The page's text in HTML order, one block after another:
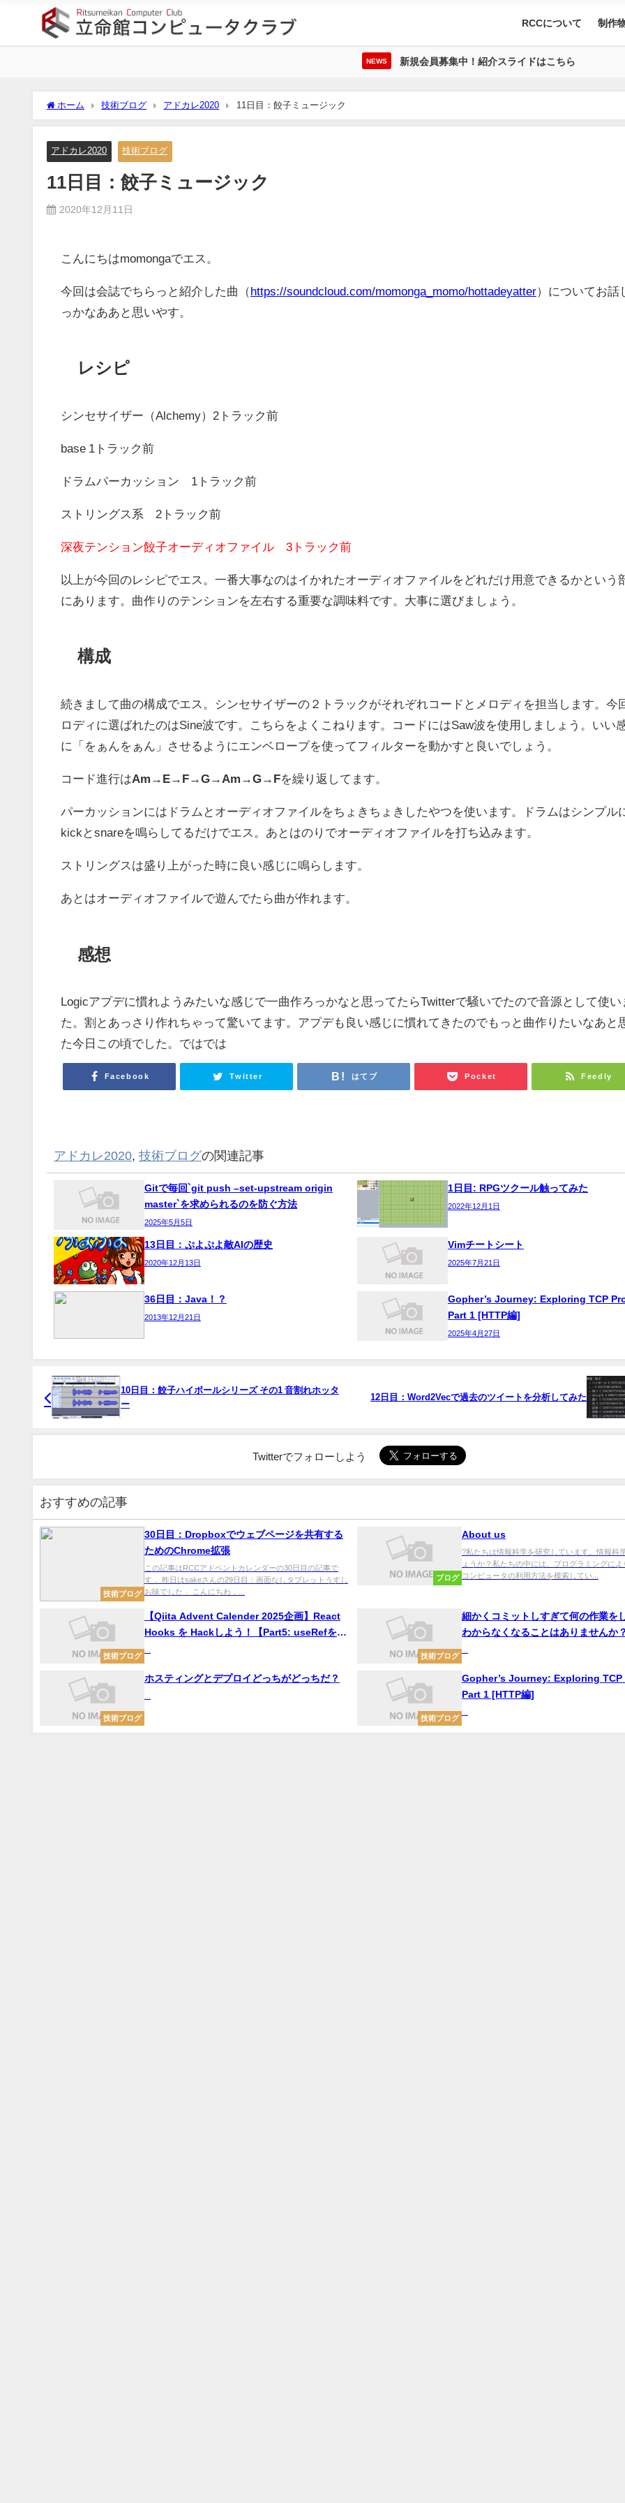
RCCについて 制作
NEWS 新規会員募集中！紹介スライドはこちら
ホーム 技術ブログ アドカレ2020 11日目：餃子ミュージック
アドカレ2020 技術ブログ
11日目：餃子ミュージック
2020年12月11日
こんにちはmomongaでエス。
今回は会誌でちらっと紹介した曲（https://soundcloud.com/momonga_momo/hottadeyatter）についてお話
っかなああと思いやす。
レシピ
シンセサイザー（Alchemy）2トラック前
base 1トラック前
ドラムパーカッション 1トラック前
ストリングス系 2トラック前
深夜テンション餃子オーディオファイル 3トラック前
以上が今回のレシピでエス。一番大事なのはイかれたオーディオファイルをどれだけ用意できるかという
にあります。曲作りのテンションを左右する重要な調味料です。大事に選びましょう。
構成
続きまして曲の構成でエス。シンセサイザーの２トラックがそれぞれコードとメロディを担当します。今
ロディに選ばれたのはSine波です。こちらをよくこねります。コードにはSaw波を使用しましょう。いい
に「をぁんをぁん」させるようにエンベロープを使ってフィルターを動かすと良いでしょう。
コード進行はAm→E→F→G→Am→G→Fを繰り返してます。
パーカッションにはドラムとオーディオファイルをちょきちょきしたやつを使います。ドラムはシンプル
kickとsnareを鳴らしてるだけでエス。あとはのりでオーディオファイルを打ち込みます。
ストリングスは盛り上がった時に良い感じに鳴らします。
あとはオーディオファイルで遊んでたら曲が作れます。
感想
Logicアプデに慣れようみたいな感じで一曲作ろっかなと思ってたらTwitterで騒いでたので音源として使い
た。割とあっさり作れちゃって驚いてます。アプデも良い感じに慣れてきたのでもっと曲作りたいなあと
た今日この頃でした。ではでは
Facebook Twitter はてブ Pocket Feedly
アドカレ2020, 技術ブログの関連記事
Gitで毎回`git push –set-upstream origin
master`を求められるのを防ぐ方法
2025年5月5日
1日目: RPGツクール触ってみた
2022年12月1日
13日目：ぷよぷよ敵AIの歴史
2020年12月13日
Vimチートシート
2025年7月21日
36日目：Java！？
2013年12月21日
Gopher’s Journey: Exploring TCP
Part 1 [HTTP編]
2025年4月27日
10日目：餃子ハイボールシリーズ その1 音割れホッタ
ー
12日目：Word2Vecで過去のツイートを分析してみた
Twitterでフォローしよう
おすすめの記事
技術ブログ
30日目：Dropboxでウェブページを共有する
ためのChrome拡張
この記事はRCCアドベントカレンダーの30日目の記事で
す． 昨日はsakeさんの29日目：画面なしタブレットうすし
お味でした． こんにちわ．...
ブログ
About us
?私たちは情報科学を研究しています。情報科
ょうか？私たちの中には、プログラミングによ
コンピュータの利用方法を模索してい...
技術ブログ
【Qiita Advent Calender 2025企画】React
Hooks を Hackしよう！【Part5: useRefをふ
...
技術ブログ
細かくコミットしすぎて何の作業を
わからなくなることはありませんか
...
技術ブログ
ホスティングとデプロイどっちがどっちだ？
技術ブログ
Gopher’s Journey: Exploring TCP
Part 1 [HTTP編]